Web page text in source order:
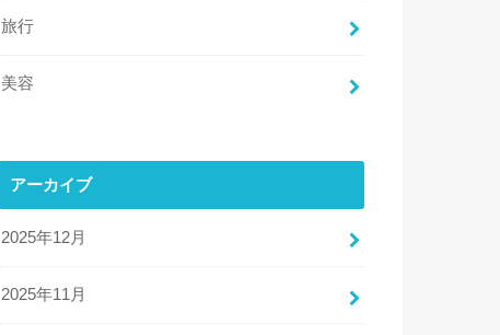
旅行
美容
アーカイブ
2025年12月
2025年11月